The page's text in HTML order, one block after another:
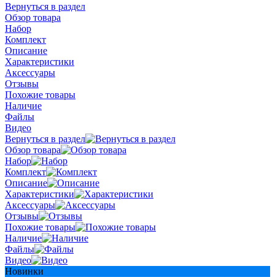
Вернуться в раздел
Обзор товара
Набор
Комплект
Описание
Характеристики
Аксессуары
Отзывы
Похожие товары
Наличие
Файлы
Видео
Вернуться в раздел
Обзор товара
Набор
Комплект
Описание
Характеристики
Аксессуары
Отзывы
Похожие товары
Наличие
Файлы
Видео
Новинки